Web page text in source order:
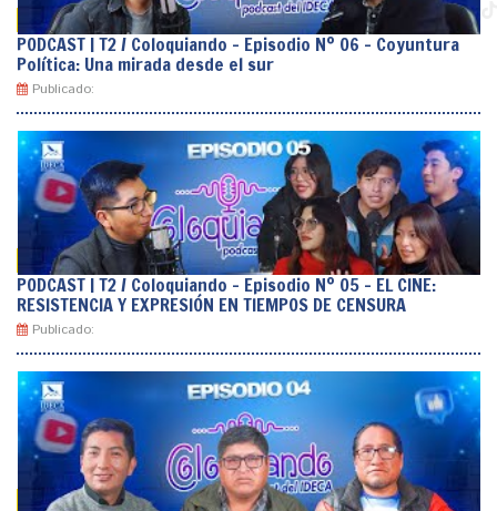
PODCAST | T2 / Coloquiando – Episodio Nº 06 – Coyuntura
Política: Una mirada desde el sur
Publicado:
PODCAST | T2 / Coloquiando – Episodio Nº 05 – EL CINE:
RESISTENCIA Y EXPRESIÓN EN TIEMPOS DE CENSURA
Publicado: